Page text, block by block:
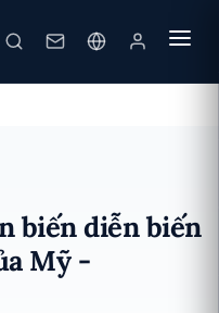
biến diễn biến
Mỹ -